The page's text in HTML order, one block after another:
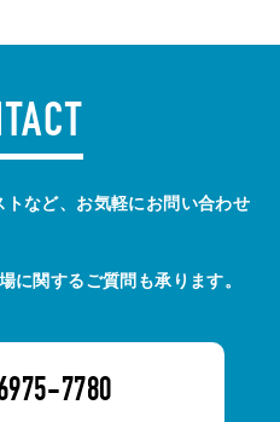
など、お気軽にお問い合わせ
に関するご質問も承ります。
7780